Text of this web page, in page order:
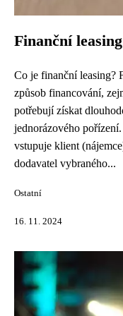
Finanční
Co je finanční leasing?
způsob financování,
potřebují získat
jednorázového
vstupuje klient
dodavatel vybraného...
Ostatní
16. 11. 2024